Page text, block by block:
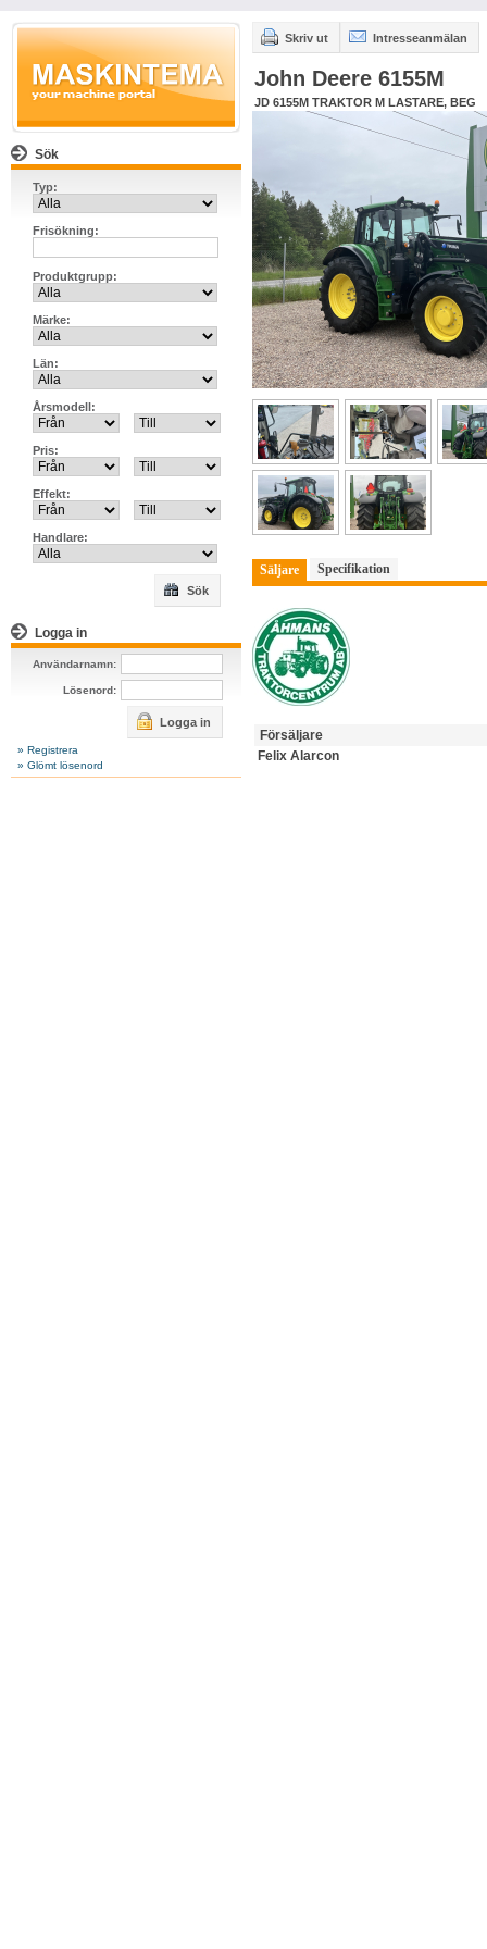
Sök
Typ:
Frisökning:
Produktgrupp:
Märke:
Län:
Årsmodell:
Pris:
Effekt:
Handlare:
Sök
Logga in
Användarnamn:
Lösenord:
Logga in
» Registrera
» Glömt lösenord
Skriv ut Intresseanmälan
John Deere 6155M
JD 6155M TRAKTOR M LASTARE, BEG
Säljare Specifikation
Försäljare
Felix Alarcon